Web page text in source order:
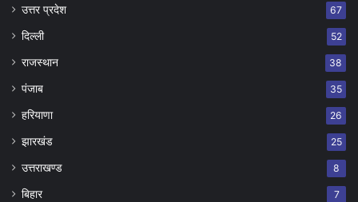
उत्तर प्रदेश 67
दिल्ली 52
राजस्थान 38
पंजाब 35
हरियाणा 26
झारखंड 25
उत्तराखण्ड 8
बिहार 7